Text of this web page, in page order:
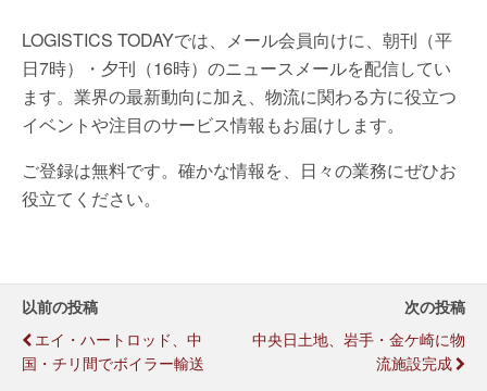
LOGISTICS TODAYでは、メール会員向けに、朝刊（平
日7時）・夕刊（16時）のニュースメールを配信してい
ます。業界の最新動向に加え、物流に関わる方に役立つ
イベントや注目のサービス情報もお届けします。
ご登録は無料です。確かな情報を、日々の業務にぜひお
役立てください。
以前の投稿
エイ・ハートロッド、中
国・チリ間でボイラー輸送
次の投稿
中央日土地、岩手・金ケ崎に物
流施設完成